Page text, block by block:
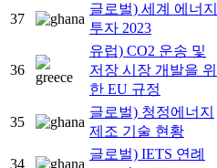
37
글로벌) 세계 에너지
투자 2023
36
유럽) CO2 운송 및
저장 시장 개발을 위
한 EU 규정
35
글로벌) 청정에너지
제조 기술 현황
34
글로벌) IETS 연례